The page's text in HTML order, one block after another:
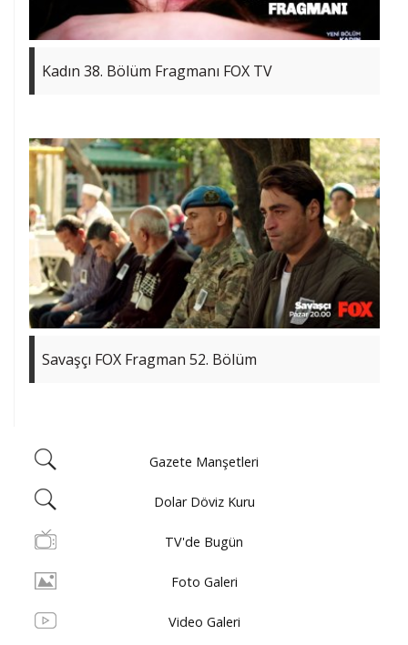
Kadın 38. Bölüm Fragmanı FOX TV
Savaşçı FOX Fragman 52. Bölüm
Gazete Manşetleri
Dolar Döviz Kuru
TV'de Bugün
Foto Galeri
Video Galeri